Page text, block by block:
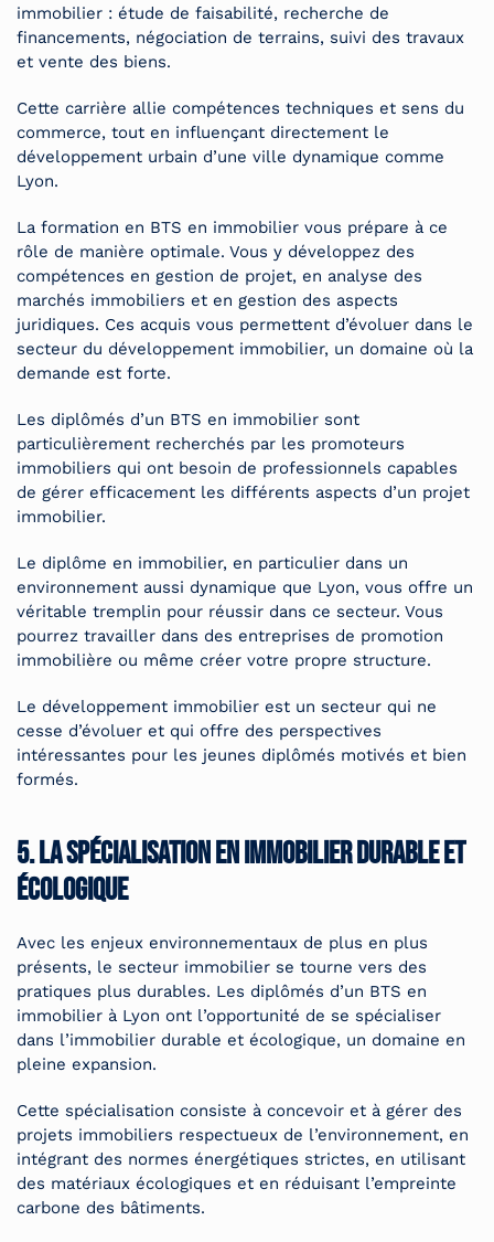
immobilier : étude de faisabilité, recherche de
financements, négociation de terrains, suivi des travaux
et vente des biens.
Cette carrière allie compétences techniques et sens du
commerce, tout en influençant directement le
développement urbain d’une ville dynamique comme
Lyon.
La formation en BTS en immobilier vous prépare à ce
rôle de manière optimale. Vous y développez des
compétences en gestion de projet, en analyse des
marchés immobiliers et en gestion des aspects
juridiques. Ces acquis vous permettent d’évoluer dans le
secteur du développement immobilier, un domaine où la
demande est forte.
Les diplômés d’un BTS en immobilier sont
particulièrement recherchés par les promoteurs
immobiliers qui ont besoin de professionnels capables
de gérer efficacement les différents aspects d’un projet
immobilier.
Le diplôme en immobilier, en particulier dans un
environnement aussi dynamique que Lyon, vous offre un
véritable tremplin pour réussir dans ce secteur. Vous
pourrez travailler dans des entreprises de promotion
immobilière ou même créer votre propre structure.
Le développement immobilier est un secteur qui ne
cesse d’évoluer et qui offre des perspectives
intéressantes pour les jeunes diplômés motivés et bien
formés.
5. La spécialisation en immobilier durable et
écologique
Avec les enjeux environnementaux de plus en plus
présents, le secteur immobilier se tourne vers des
pratiques plus durables. Les diplômés d’un BTS en
immobilier à Lyon ont l’opportunité de se spécialiser
dans l’immobilier durable et écologique, un domaine en
pleine expansion.
Cette spécialisation consiste à concevoir et à gérer des
projets immobiliers respectueux de l’environnement, en
intégrant des normes énergétiques strictes, en utilisant
des matériaux écologiques et en réduisant l’empreinte
carbone des bâtiments.